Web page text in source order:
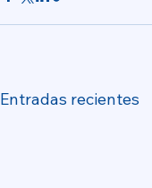
Entradas recientes